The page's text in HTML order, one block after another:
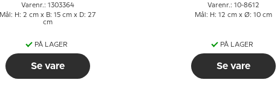
Varenr.: 1303364
Mål: H: 2 cm x B: 15 cm x D: 27
cm
PÅ LAGER
Se vare
Varenr.: 10-8612
Mål: H: 12 cm x Ø: 10 cm
PÅ LAGER
Se vare